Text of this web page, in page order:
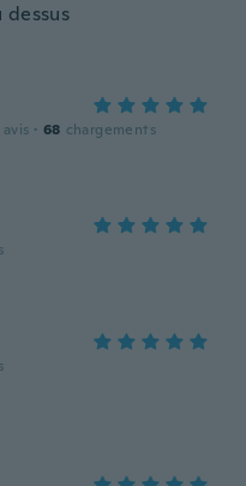
dessus
avis · 68 chargements